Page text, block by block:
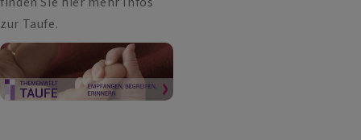
zur Taufe.